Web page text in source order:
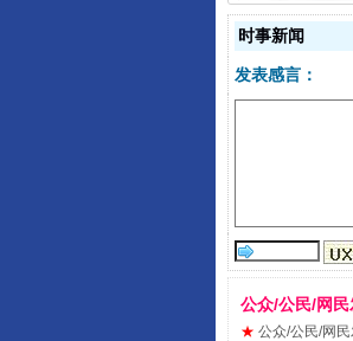
规模
时事新闻
发表感言：
公众/公民/网民
★ 公众/公民/网